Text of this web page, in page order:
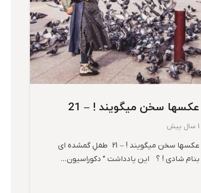
عکسها سخن میگویند ! – 21
1 سال پیش
عکسها سخن میگویند ! – 21 طفلِ گمشده ای
بنام شادی ! ؟ این یادداشت ” دکوراسیون…